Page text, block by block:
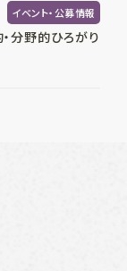
イベント・公募情報
分野的ひろがり